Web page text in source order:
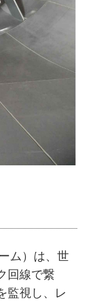
ム）は、世
回線で繋
監視し、レ